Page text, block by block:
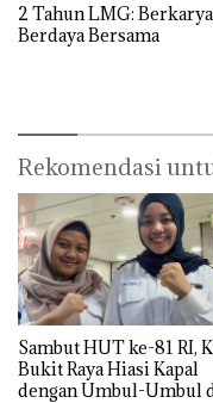
2 Tahun LMG:
Berdaya Bersama
Rekomendasi
Sambut HUT ke-81 RI,
Bukit Raya Hiasi Kapal
dengan Umbul-Umbul